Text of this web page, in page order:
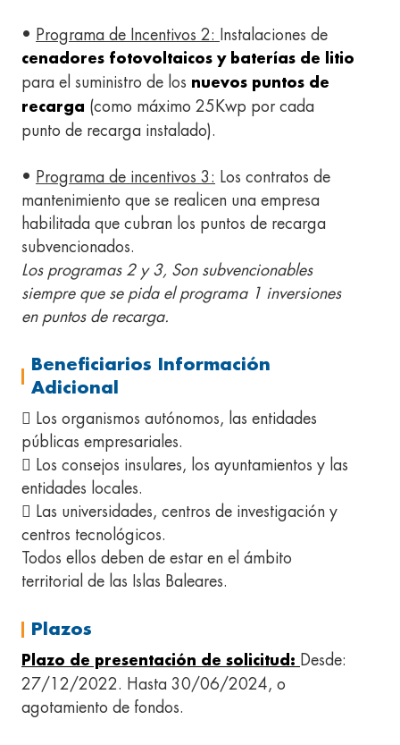
• Programa de Incentivos 2: Instalaciones de
cenadores fotovoltaicos y baterías de litio
para el suministro de los nuevos puntos de
recarga (como máximo 25Kwp por cada
punto de recarga instalado).
• Programa de incentivos 3: Los contratos de
mantenimiento que se realicen una empresa
habilitada que cubran los puntos de recarga
subvencionados.
Los programas 2 y 3, Son subvencionables
siempre que se pida el programa 1 inversiones
en puntos de recarga.
Beneficiarios Información
Adicional
 Los organismos autónomos, las entidades
públicas empresariales.
 Los consejos insulares, los ayuntamientos y las
entidades locales.
 Las universidades, centros de investigación y
centros tecnológicos.
Todos ellos deben de estar en el ámbito
territorial de las Islas Baleares.
Plazos
Plazo de presentación de solicitud: Desde:
27/12/2022. Hasta 30/06/2024, o
agotamiento de fondos.